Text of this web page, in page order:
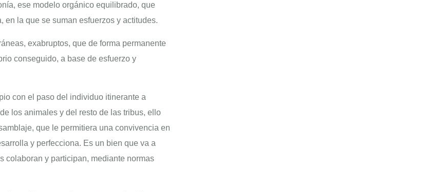
ese modelo orgánico equilibrado, que
la que se suman esfuerzos y actitudes.
exabruptos, que de forma permanente
conseguido, a base de esfuerzo y
con el paso del individuo itinerante a
los animales y del resto de las tribus, ello
que le permitiera una convivencia en
y perfecciona. Es un bien que va a
colaboran y participan, mediante normas